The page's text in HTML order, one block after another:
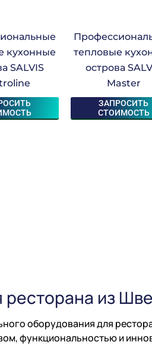
кухонные
SALVIS
тепловые
острова
Master
ЗАПРОСИТЬ
СТОИМОСТЬ
ресторана из
оборудования для
функциональностью и